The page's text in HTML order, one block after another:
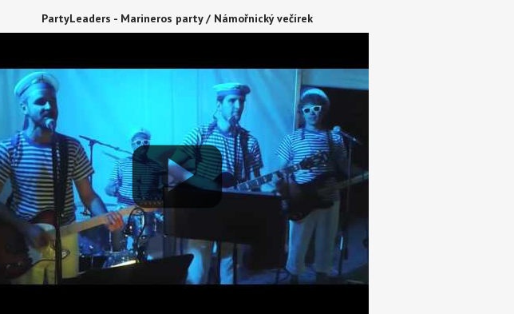
PartyLeaders - Marineros party / Námořnický večírek